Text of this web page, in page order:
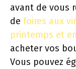
avant de vous
de foires aux
printemps et
acheter vos
Vous pouvez